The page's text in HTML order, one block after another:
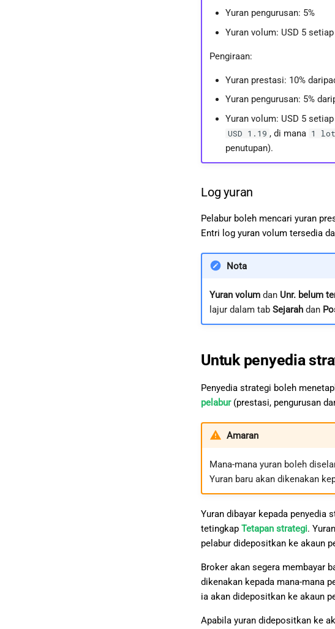
Yuran pengurusan: 5%
Yuran volum: USD 5
Pengiraan:
Yuran prestasi: 10%
Yuran pengurusan: 5%
Yuran volum: USD 5
USD 1.19 , di mana 1 lot
penutupan).
Log yuran
Pelabur boleh mencari yuran
Entri log yuran volum tersedia
Nota
Yuran volumdan Unr. belum
lajur dalam tab Sejarahdan
Untuk penyedia
Penyedia strategi boleh
pelabur(prestasi, pengurusan
Amaran
Mana-mana yuran boleh
Yuran baru akan dikenakan
Yuran dibayar kepada penyedia
tetingkap Tetapan strategi.
pelabur didepositkan ke akaun
Broker akan segera membayar
dikenakan kepada mana-mana
ia akan didepositkan ke akaun
Apabila yuran didepositkan ke